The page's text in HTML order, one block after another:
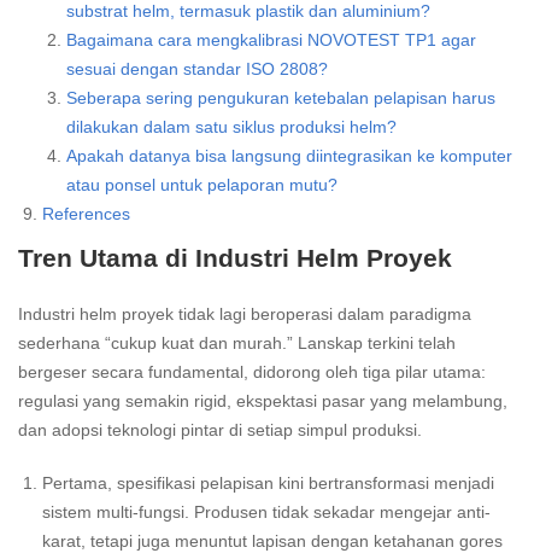
substrat helm, termasuk plastik dan aluminium?
Bagaimana cara mengkalibrasi NOVOTEST TP1 agar
sesuai dengan standar ISO 2808?
Seberapa sering pengukuran ketebalan pelapisan harus
dilakukan dalam satu siklus produksi helm?
Apakah datanya bisa langsung diintegrasikan ke komputer
atau ponsel untuk pelaporan mutu?
References
Tren Utama di Industri Helm Proyek
Industri helm proyek tidak lagi beroperasi dalam paradigma
sederhana “cukup kuat dan murah.” Lanskap terkini telah
bergeser secara fundamental, didorong oleh tiga pilar utama:
regulasi yang semakin rigid, ekspektasi pasar yang melambung,
dan adopsi teknologi pintar di setiap simpul produksi.
Pertama, spesifikasi pelapisan kini bertransformasi menjadi
sistem multi-fungsi. Produsen tidak sekadar mengejar anti-
karat, tetapi juga menuntut lapisan dengan ketahanan gores